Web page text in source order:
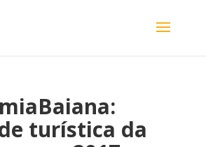
turística da